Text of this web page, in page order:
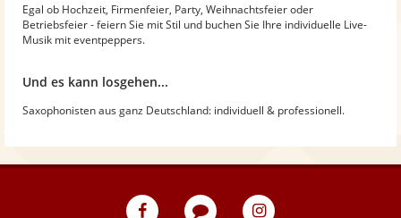
Egal ob Hochzeit, Firmenfeier, Party, Weihnachtsfeier oder
Betriebsfeier - feiern Sie mit Stil und buchen Sie Ihre individuelle Live-
Musik mit eventpeppers.
Und es kann losgehen...
Saxophonisten aus ganz Deutschland: individuell & professionell.
eventpeppers
Blog
eventpeppers